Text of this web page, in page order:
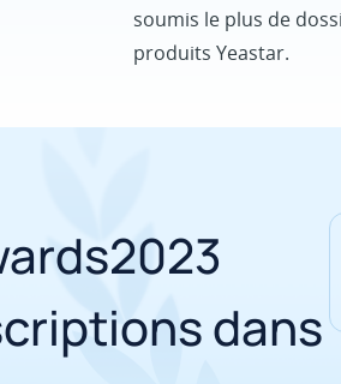
soumis le plus de
produits Yeastar.
dans